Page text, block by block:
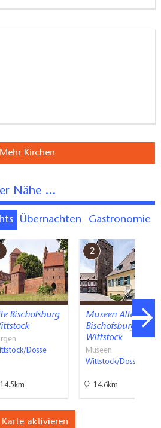
Mehr Kirchen
Nähe ...
Übernachten Gastronomie
Bischofsburg
Dosse
14.5km
2
Museen Alte
Bischofsburg
Wittstock
Museen
Wittstock/Dosse
14.6km
Karte aktivieren